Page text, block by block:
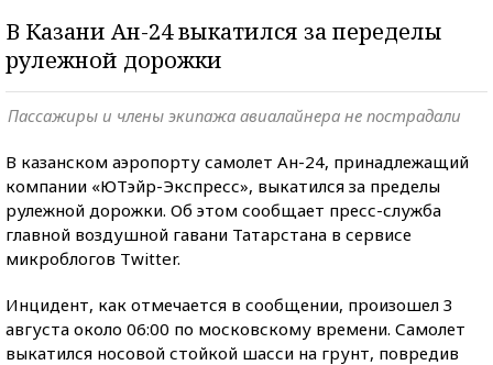
В Казани Ан-24 выкатился за переделы
рулежной дорожки
Пассажиры и члены экипажа авиалайнера не пострадали
В казанском аэропорту самолет Ан-24, принадлежащий
компании «ЮТэйр-Экспресс», выкатился за пределы
рулежной дорожки. Об этом сообщает пресс-служба
главной воздушной гавани Татарстана в сервисе
микроблогов Twitter.
Инцидент, как отмечается в сообщении, произошел 3
августа около 06:00 по московскому времени. Самолет
выкатился носовой стойкой шасси на грунт, повредив